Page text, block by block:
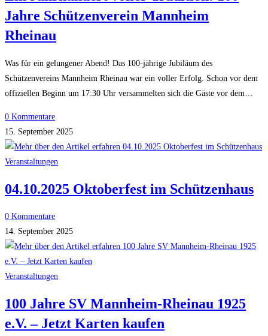
Jahre Schützenverein Mannheim
Rheinau
Was für ein gelungener Abend! Das 100-jährige Jubiläum des
Schützenvereins Mannheim Rheinau war ein voller Erfolg. Schon vor dem
offiziellen Beginn um 17:30 Uhr versammelten sich die Gäste vor dem…
0 Kommentare
15. September 2025
Veranstaltungen
04.10.2025 Oktoberfest im Schützenhaus
0 Kommentare
14. September 2025
Veranstaltungen
100 Jahre SV Mannheim-Rheinau 1925
e.V. – Jetzt Karten kaufen